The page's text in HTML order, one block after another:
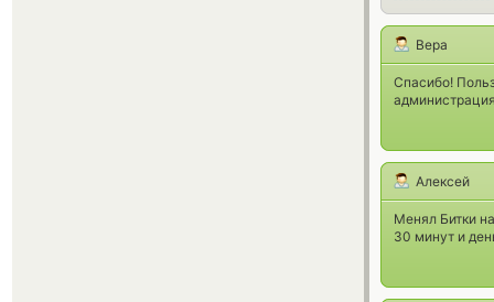
Вера
Спасибо!
Алексей
Менял Битки
30 минут и